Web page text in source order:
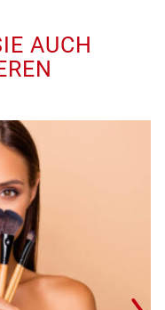
AUCH